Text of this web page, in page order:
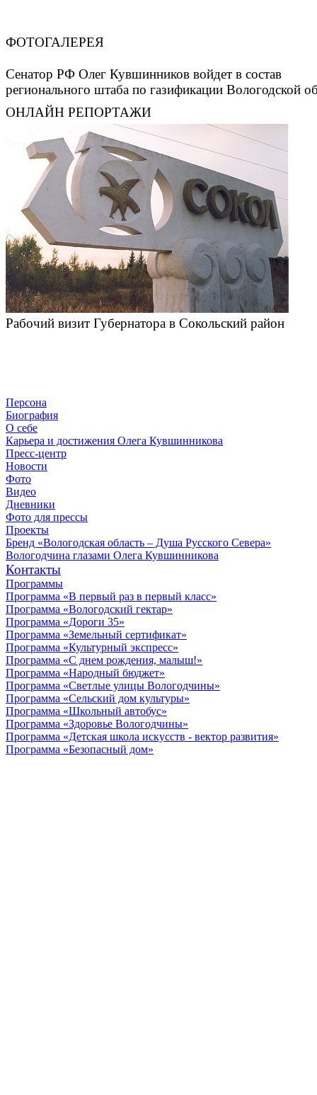
ФОТОГАЛЕРЕЯ
Сенатор РФ Олег Кувшинников войдет в состав
регионального штаба по газификации Вологодской
ОНЛАЙН РЕПОРТАЖИ
Рабочий визит Губернатора в Сокольский район
Персона
Биография
О себе
Карьера и достижения Олега Кувшинникова
Пресс-центр
Новости
Фото
Видео
Дневники
Фото для прессы
Проекты
Бренд «Вологодская область – Душа Русского Севера»
Вологодчина глазами Олега Кувшинникова
Контакты
Программы
Программа «В первый раз в первый класс»
Программа «Вологодский гектар»
Программа «Дороги 35»
Программа «Земельный сертификат»
Программа «Культурный экспресс»
Программа «С днем рождения, малыш!»
Программа «Народный бюджет»
Программа «Светлые улицы Вологодчины»
Программа «Сельский дом культуры»
Программа «Школьный автобус»
Программа «Здоровье Вологодчины»
Программа «Детская школа искусств - вектор развития»
Программа «Безопасный дом»